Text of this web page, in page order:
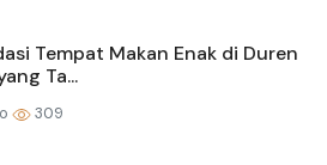
Tempat Makan Enak di Duren
Ta...
309